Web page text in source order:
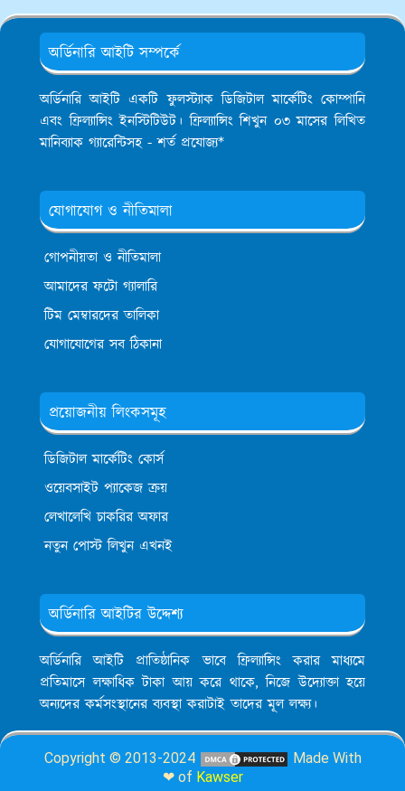
অর্ডিনারি আইটি সম্পর্কে
অর্ডিনারি আইটি একটি ফুলস্ট্যাক ডিজিটাল মার্কেটিং কোম্পানি
এবং ফ্রিল্যান্সিং ইনস্টিটিউট। ফ্রিল্যান্সিং শিখুন ০৩ মাসের লিখিত
মানিব্যাক গ্যারেন্টিসহ - শর্ত প্রযোজ্য*
যোগাযোগ ও নীতিমালা
গোপনীয়তা ও নীতিমালা
আমাদের ফটো গ্যালারি
টিম মেম্বারদের তালিকা
যোগাযোগের সব ঠিকানা
প্রয়োজনীয় লিংকসমূহ
ডিজিটাল মার্কেটিং কোর্স
ওয়েবসাইট প্যাকেজ ক্রয়
লেখালেখি চাকরির অফার
নতুন পোস্ট লিখুন এখনই
অর্ডিনারি আইটির উদ্দেশ্য
অর্ডিনারি আইটি প্রাতিষ্ঠানিক ভাবে ফ্রিল্যান্সিং করার মাধ্যমে
প্রতিমাসে লক্ষাধিক টাকা আয় করে থাকে, নিজে উদ্যোক্তা হয়ে
অন্যদের কর্মসংস্থানের ব্যবস্থা করাটাই তাদের মূল লক্ষ্য।
Copyright © 2013-2024
Made With
❤ of Kawser